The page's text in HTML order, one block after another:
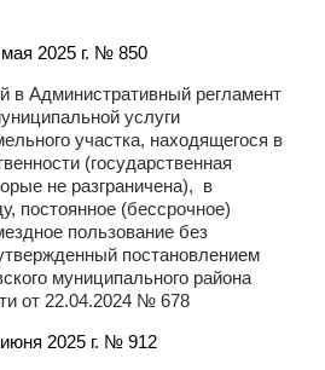
2025 г. № 850
в Административный регламент
услуги
участка, находящегося в
(государственная
не разграничена), в
постоянное (бессрочное)
пользование без
постановлением
муниципального района
от 22.04.2024 № 678
2025 г. № 912